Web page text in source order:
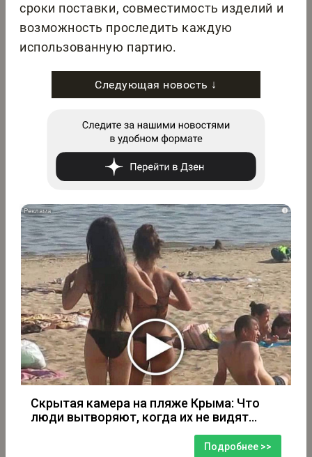
сроки поставки, совместимость изделий и
возможность проследить каждую
использованную партию.
Следующая новость ↓
i
Скрытая камера на пляже Крыма: Что
люди вытворяют, когда их не видят...
Подробнее >>